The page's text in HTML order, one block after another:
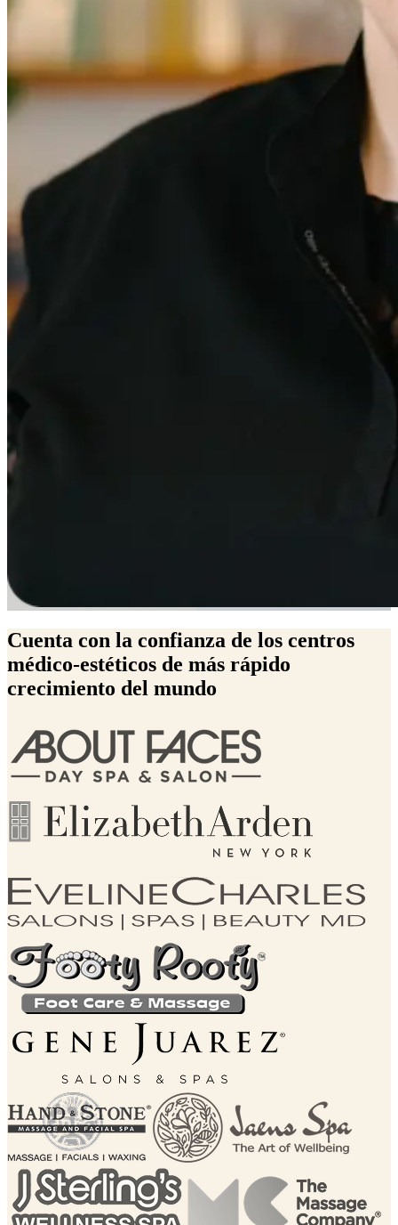
Cuenta con la confianza de los centros
médico-estéticos de más rápido
crecimiento del mundo